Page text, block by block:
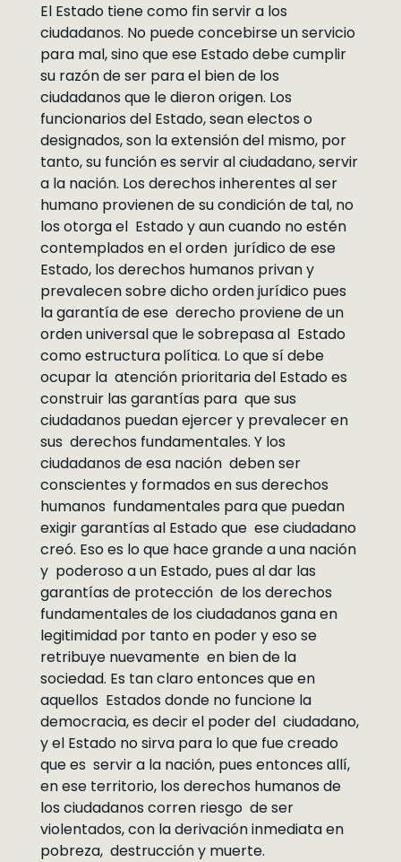
El Estado tiene como fin servir a los
ciudadanos. No puede concebirse un servicio
para mal, sino que ese Estado debe cumplir
su razón de ser para el bien de los
ciudadanos que le dieron origen. Los
funcionarios del Estado, sean electos o
designados, son la extensión del mismo, por
tanto, su función es servir al ciudadano, servir
a la nación. Los derechos inherentes al ser
humano provienen de su condición de tal, no
los otorga el Estado y aun cuando no estén
contemplados en el orden jurídico de ese
Estado, los derechos humanos privan y
prevalecen sobre dicho orden jurídico pues
la garantía de ese derecho proviene de un
orden universal que le sobrepasa al Estado
como estructura política. Lo que sí debe
ocupar la atención prioritaria del Estado es
construir las garantías para que sus
ciudadanos puedan ejercer y prevalecer en
sus derechos fundamentales. Y los
ciudadanos de esa nación deben ser
conscientes y formados en sus derechos
humanos fundamentales para que puedan
exigir garantías al Estado que ese ciudadano
creó. Eso es lo que hace grande a una nación
y poderoso a un Estado, pues al dar las
garantías de protección de los derechos
fundamentales de los ciudadanos gana en
legitimidad por tanto en poder y eso se
retribuye nuevamente en bien de la
sociedad. Es tan claro entonces que en
aquellos Estados donde no funcione la
democracia, es decir el poder del ciudadano,
y el Estado no sirva para lo que fue creado
que es servir a la nación, pues entonces allí,
en ese territorio, los derechos humanos de
los ciudadanos corren riesgo de ser
violentados, con la derivación inmediata en
pobreza, destrucción y muerte.